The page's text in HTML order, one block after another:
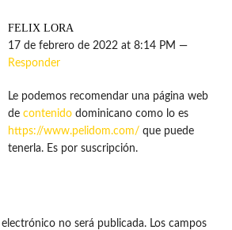
FELIX LORA
17 de febrero de 2022 at 8:14 PM —
Responder
Le podemos recomendar una página web
de contenido dominicano como lo es
https://www.pelidom.com/ que puede
tenerla. Es por suscripción.
electrónico no será publicada. Los campos